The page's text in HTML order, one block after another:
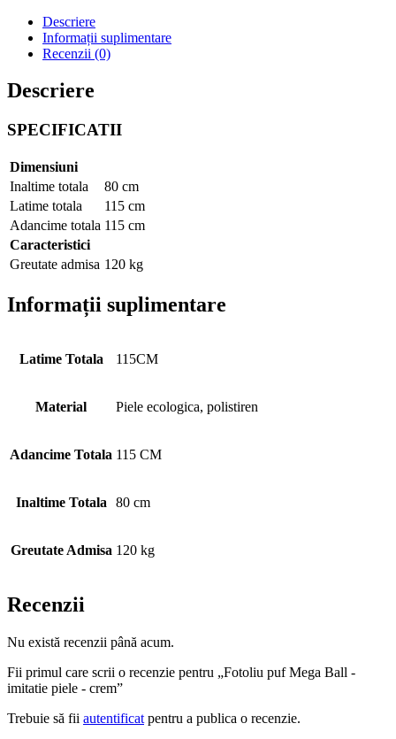
Descriere
Informații suplimentare
Recenzii (0)
Descriere
SPECIFICATII
Dimensiuni
Inaltime totala
80 cm
Latime totala
115 cm
Adancime totala 115 cm
Caracteristici
Greutate admisa 120 kg
Informații suplimentare
Latime Totala 115CM
Material Piele ecologica, polistiren
Adancime Totala 115 CM
Inaltime Totala 80 cm
Greutate Admisa 120 kg
Recenzii
Nu există recenzii până acum.
Fii primul care scrii o recenzie pentru „Fotoliu puf Mega Ball -
imitatie piele - crem”
Trebuie să fii autentificat pentru a publica o recenzie.